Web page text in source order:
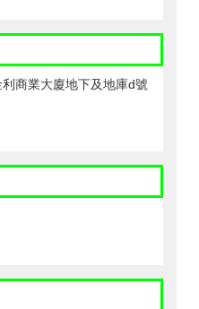
商業大廈地下及地庫d號